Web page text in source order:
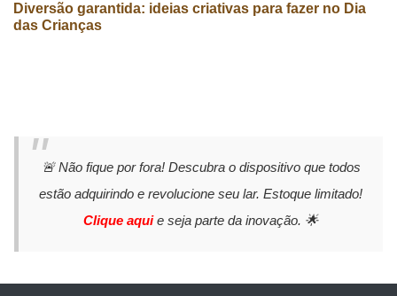
Diversão garantida: ideias criativas para fazer no Dia
das Crianças
🚨 Não fique por fora! Descubra o dispositivo que todos
estão adquirindo e revolucione seu lar. Estoque limitado!
Clique aquie seja parte da inovação. 🌟